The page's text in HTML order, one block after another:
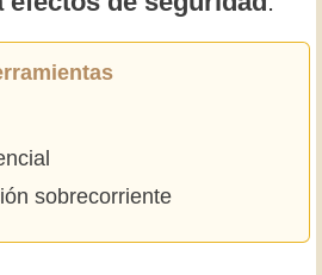
sobrecorriente